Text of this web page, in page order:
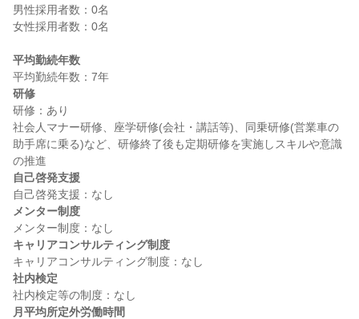
男性採用者数：0名
女性採用者数：0名
平均勤続年数
研修
研修：あり
社会人マナー研修、座学研修(会社・講話等)、同乗研修(営業車の
助手席に乗る)など、研修終了後も定期研修を実施しスキルや意識
自己啓発支援
メンター制度
キャリアコンサルティング制度
社内検定
月平均所定外労働時間